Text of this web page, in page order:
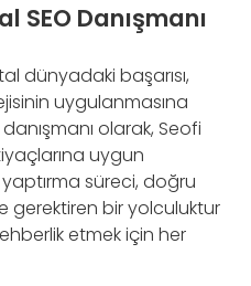
SEO Danışmanı
dünyadaki başarısı,
uygulanmasına
olarak, Seofi
uygun
süreci, doğru
gerektiren bir yolculuktur
etmek için her